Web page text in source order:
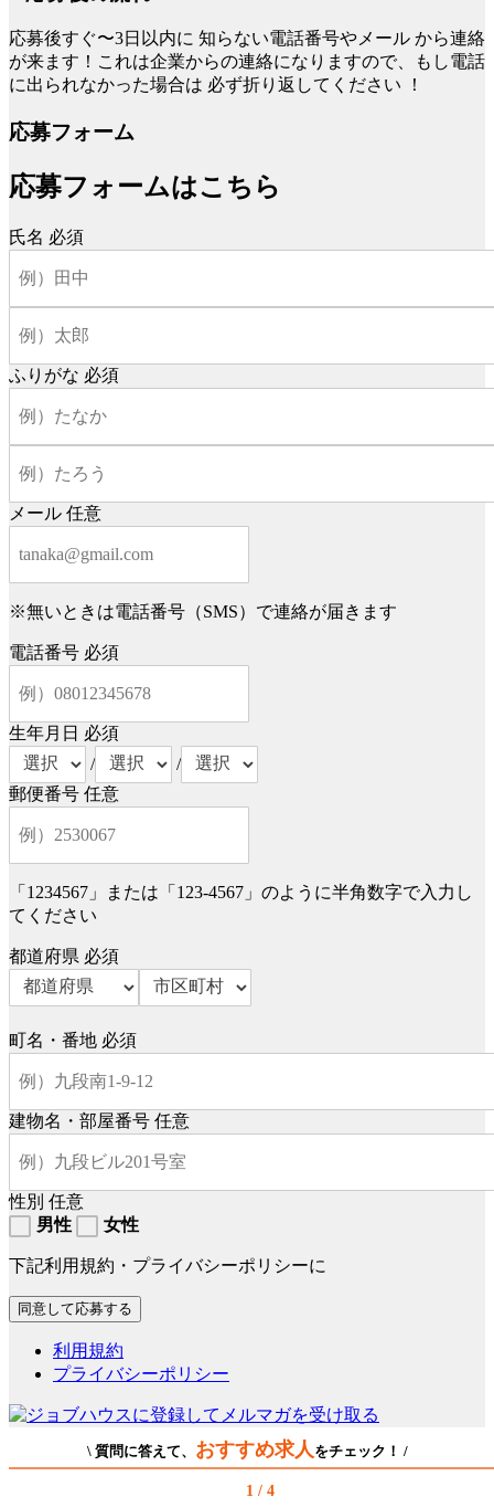
応募後すぐ〜3日以内に 知らない電話番号やメール から連絡
が来ます！これは企業からの連絡になりますので、もし電話
に出られなかった場合は 必ず折り返してください ！
応募フォーム
応募フォームはこちら
氏名 必須
ふりがな 必須
メール 任意
※無いときは電話番号（SMS）で連絡が届きます
電話番号 必須
生年月日 必須
/
/
郵便番号 任意
「1234567」または「123-4567」のように半角数字で入力し
てください
都道府県 必須
町名・番地 必須
建物名・部屋番号 任意
性別 任意
男性
女性
下記利用規約・プライバシーポリシーに
利用規約
プライバシーポリシー
\ 質問に答えて、 おすすめ求人 をチェック！ /
1 / 4